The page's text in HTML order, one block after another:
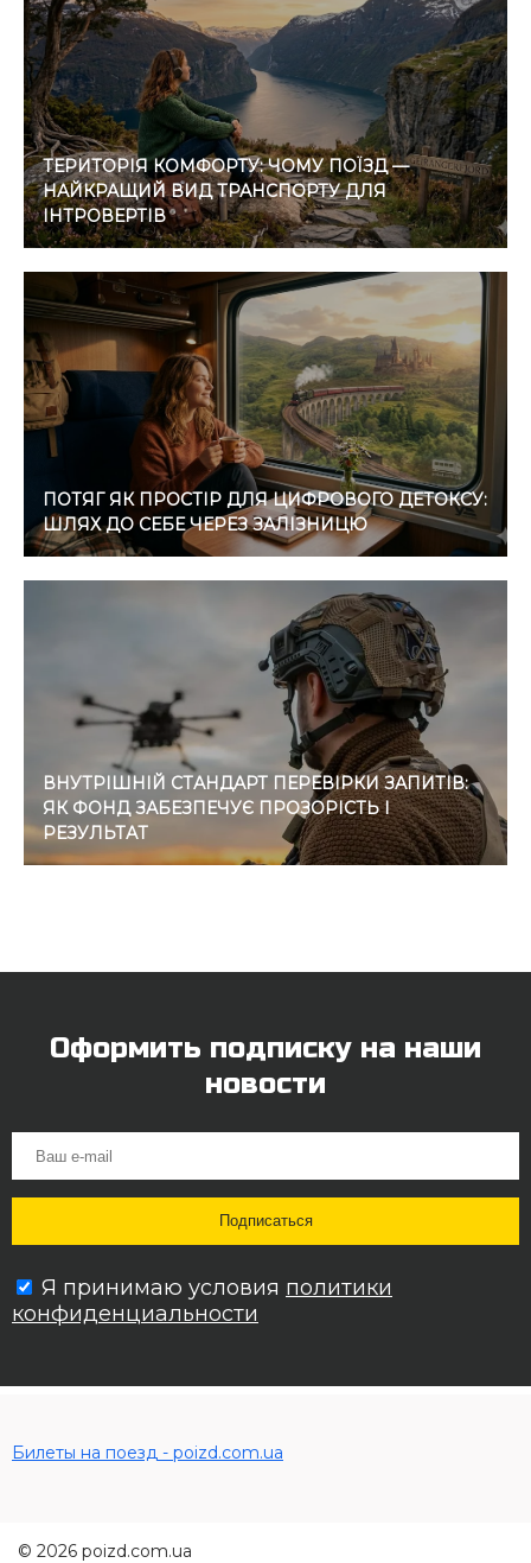
ТЕРИТОРІЯ КОМФОРТУ: ЧОМУ ПОЇЗД —
НАЙКРАЩИЙ ВИД ТРАНСПОРТУ ДЛЯ
ІНТРОВЕРТІВ
ПОТЯГ ЯК ПРОСТІР ДЛЯ ЦИФРОВОГО ДЕТОКСУ:
ШЛЯХ ДО СЕБЕ ЧЕРЕЗ ЗАЛІЗНИЦЮ
ВНУТРІШНІЙ СТАНДАРТ ПЕРЕВІРКИ ЗАПИТІВ:
ЯК ФОНД ЗАБЕЗПЕЧУЄ ПРОЗОРІСТЬ І
РЕЗУЛЬТАТ
Оформить подписку на наши
новости
Я принимаю условия политики
конфиденциальности
Билеты на поезд - poizd.com.ua
© 2026 poizd.com.ua